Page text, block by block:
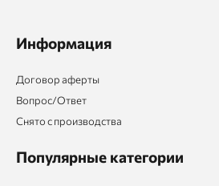
Информация
Договор аферты
Вопрос/Ответ
Снято с производства
Популярные категории